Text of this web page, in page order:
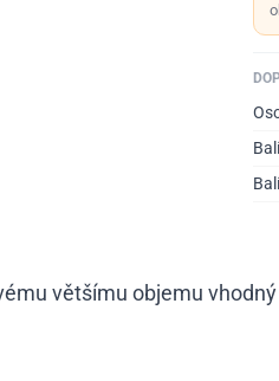
většímu objemu